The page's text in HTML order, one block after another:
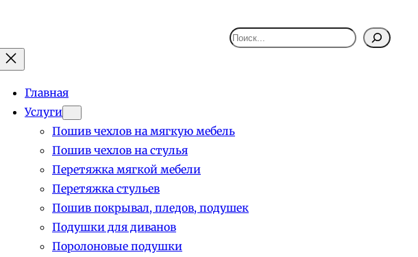
Поиск
Главная
Услуги
Пошив чехлов на мягкую мебель
Пошив чехлов на стулья
Перетяжка мягкой мебели
Перетяжка стульев
Пошив покрывал, пледов, подушек
Подушки для диванов
Поролоновые подушки